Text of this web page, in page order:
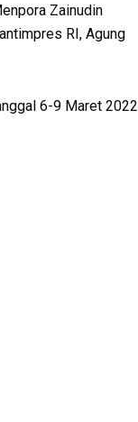
Zainudin
RI, Agung
6-9 Maret 2022